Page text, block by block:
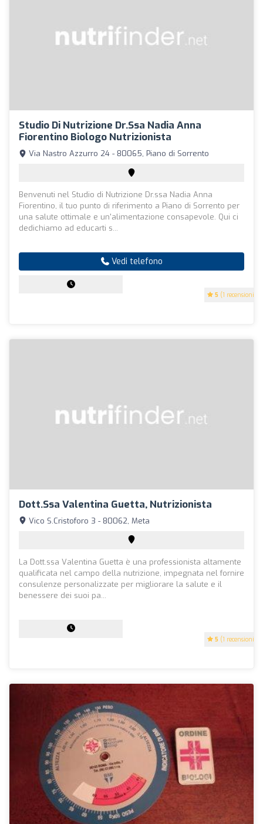
Studio Di Nutrizione Dr.ssa Nadia Anna
Fiorentino Biologo Nutrizionista
5 (1 recensioni)
Via Nastro Azzurro 24 - 80065, Piano di Sorrento
Benvenuti nel Studio di Nutrizione Dr.ssa Nadia Anna
Fiorentino, il tuo punto di riferimento a Piano di Sorrento per
una salute ottimale e un'alimentazione consapevole. Qui ci
dedichiamo ad educarti s...
Vedi telefono
Dott.ssa Valentina Guetta, Nutrizionista
5 (1 recensioni)
Vico S.Cristoforo 3 - 80062, Meta
La Dott.ssa Valentina Guetta è una professionista altamente
qualificata nel campo della nutrizione, impegnata nel fornire
consulenze personalizzate per migliorare la salute e il
benessere dei suoi pa...